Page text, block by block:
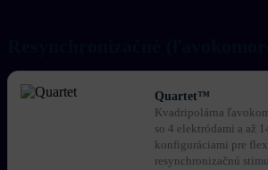
Quartet™
Kvadripolárna
so 4 elektródami a až
konfiguráciami pre
resynchronizačnú